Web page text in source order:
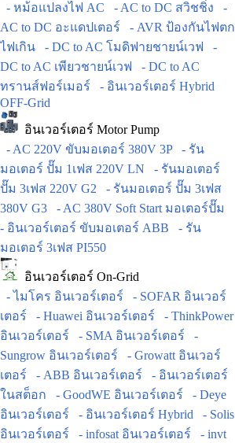
- หม้อแปลงไฟ AC
- AC to DC สวิชชิ่ง
-
AC to DC อะแดปเตอร์
- AVR ป้องกันไฟตก
ไฟเกิน
- DC to AC โมดิฟายชายน์เวฟ
-
DC to AC เพียวชายน์เวฟ
- DC to AC
ทรานส์ฟอร์เมอร์
- อินเวอร์เตอร์ Hybrid
OFF-Grid
อินเวอร์เตอร์ Motor Pump
- AC 220V ขับมอเตอร์ 380V 3P
- รัน
มอเตอร์ ปั๊ม 1เฟส 220V LN
- รันมอเตอร์
ปั๊ม 3เฟส 220V G2
- รันมอเตอร์ ปั๊ม 3เฟส
380V G3
- AC 380V Soft Start มอเตอร์ปั๊ม
- อินเวอร์เตอร์ ขับมอเตอร์ ABB
- รัน
มอเตอร์ 3เฟส PI550
อินเวอร์เตอร์ On-Grid
- ไมโคร อินเวอร์เตอร์
- SOFAR อินเวอร์
เตอร์
- Huawei อินเวอร์เตอร์
- ThinkPower
อินเวอร์เตอร์
- SMA อินเวอร์เตอร์
-
Sungrow อินเวอร์เตอร์
- Growatt อินเวอร์
เตอร์
- ABB อินเวอร์เตอร์
- อินเวอร์เตอร์
ในสต็อก
- GoodWE อินเวอร์เตอร์
- Deye
อินเวอร์เตอร์
- อินเวอร์เตอร์ Hybrid
- Solis
อินเวอร์เตอร์
- infosat อินเวอร์เตอร์
- invt